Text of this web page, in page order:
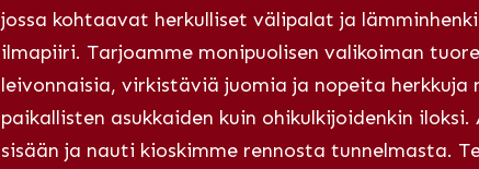
jossa kohtaavat herkulliset välipalat ja
ilmapiiri. Tarjoamme monipuolisen valikoiman
leivonnaisia, virkistäviä juomia ja nopeita herkkuja
paikallisten asukkaiden kuin ohikulkijoidenkin iloksi.
sisään ja nauti kioskimme rennosta tunnelmasta.